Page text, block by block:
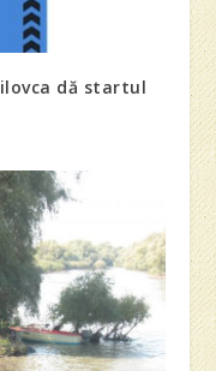
dă startul